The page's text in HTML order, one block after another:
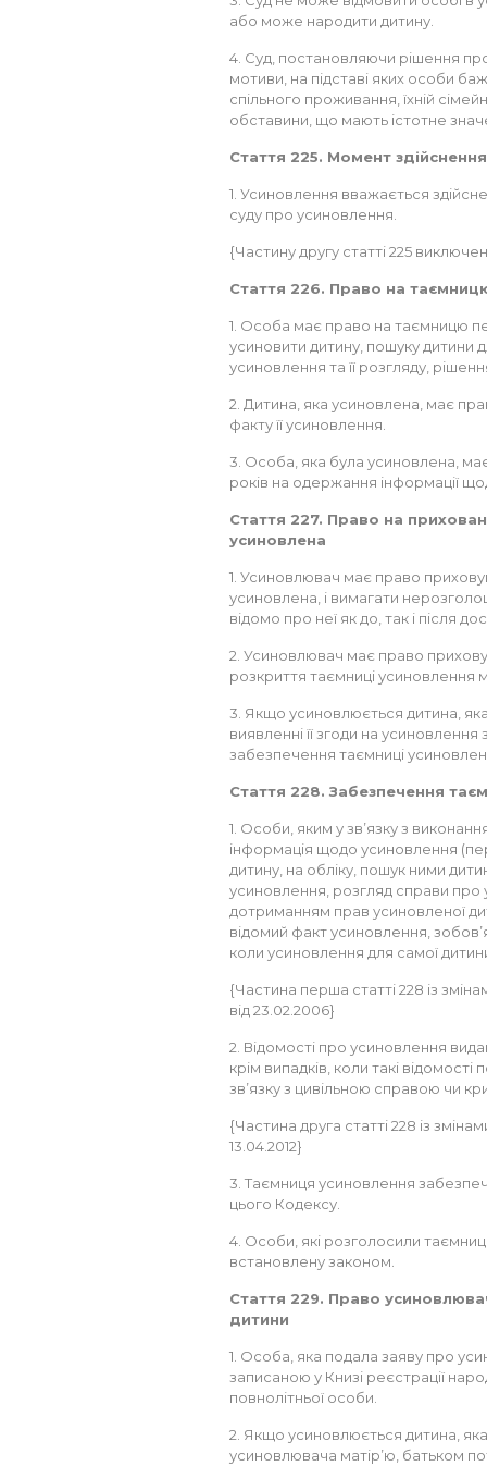
або може народити дитину.
4. Суд, постановляючи рішення
мотиви, на підставі яких особи
спільного проживання, їхній
обставини, що мають істотне
Стаття 225. Момент
1. Усиновлення вважається
суду про усиновлення.
{Частину другу статті 225
Стаття 226. Право на
1. Особа має право на таємницю
усиновити дитину, пошуку дитини
усиновлення та її розгляду,
2. Дитина, яка усиновлена, має
факту її усиновлення.
3. Особа, яка була усиновлена,
років на одержання інформації
Стаття 227. Право на
усиновлена
1. Усиновлювач має право
усиновлена, і вимагати
відомо про неї як до, так і після
2. Усиновлювач має право
розкриття таємниці усиновлення
3. Якщо усиновлюється дитина,
виявленні її згоди на
забезпечення таємниці
Стаття 228. Забезпечення
1. Особи, яким у зв’язку з
інформація щодо усиновлення
дитину, на обліку, пошук ними
усиновлення, розгляд справи про
дотриманням прав усиновленої
відомий факт усиновлення,
коли усиновлення для самої
{Частина перша статті 228 із
від 23.02.2006}
2. Відомості про усиновлення
крім випадків, коли такі
зв’язку з цивільною справою чи
{Частина друга статті 228 із
13.04.2012}
3. Таємниця усиновлення
цього Кодексу.
4. Особи, які розголосили
встановлену законом.
Стаття 229. Право
дитини
1. Особа, яка подала заяву про
записаною у Книзі реєстрації
повнолітньої особи.
2. Якщо усиновлюється дитина,
усиновлювача матір’ю, батьком